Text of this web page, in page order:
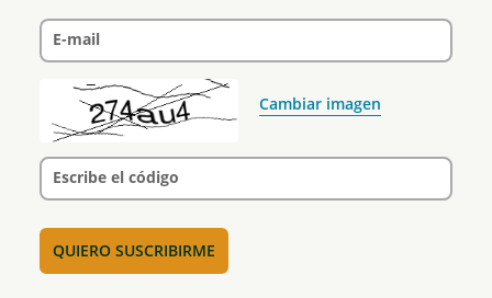
E-mail
Cambiar imagen
Escribe el código